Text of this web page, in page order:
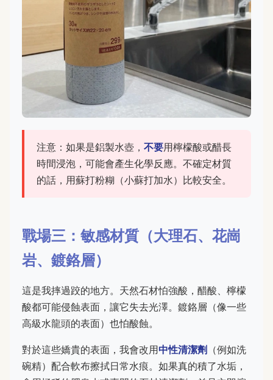
注意：如果是鋁製水壺， 不要用檸檬酸或醋長
時間浸泡，可能會產生化學反應。不確定材質
的話，用蘇打粉糊（小蘇打加水）比較安全。
戰場三：敏感材質（大理石、花崗
岩、鍍鉻層）
這是我摔過跤的地方。天然石材怕強酸，醋酸、檸檬
酸都可能侵蝕表面，讓它失去光澤。鍍鉻層（像一些
高級水龍頭的表面）也怕酸蝕。
對於這些嬌貴的表面，我會改用中性清潔劑 （例如洗
碗精）配合軟布擦拭日常水痕。如果真的積了水垢，